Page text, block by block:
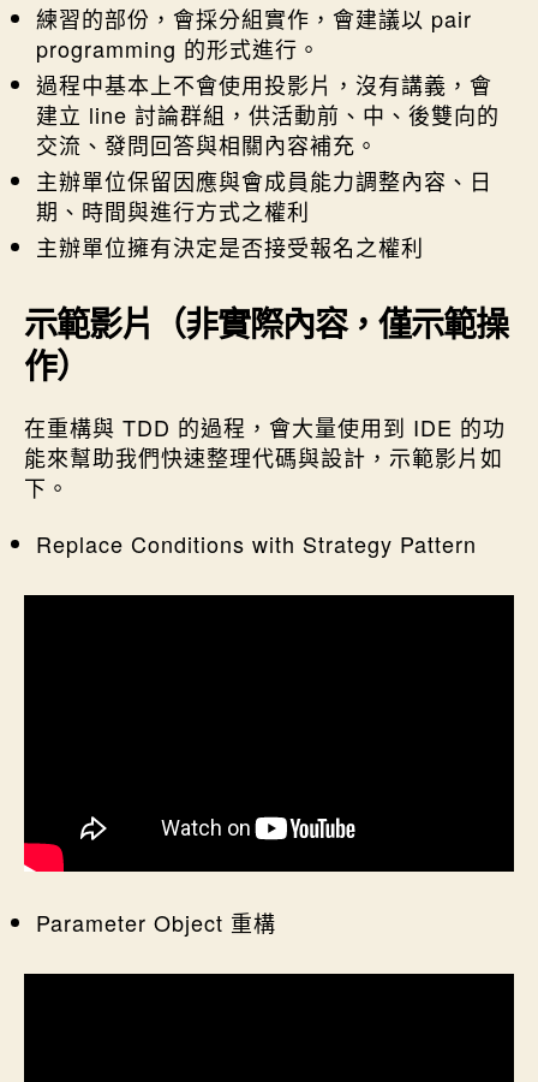
練習的部份，會採分組實作，會建議以 pair
programming 的形式進行。
過程中基本上不會使用投影片，沒有講義，會
建立 line 討論群組，供活動前、中、後雙向的
交流、發問回答與相關內容補充。
主辦單位保留因應與會成員能力調整內容、日
期、時間與進行方式之權利
主辦單位擁有決定是否接受報名之權利
示範影片（非實際內容，僅示範操
作）
在重構與 TDD 的過程，會大量使用到 IDE 的功
能來幫助我們快速整理代碼與設計，示範影片如
下。
Replace Conditions with Strategy Pattern
Parameter Object 重構